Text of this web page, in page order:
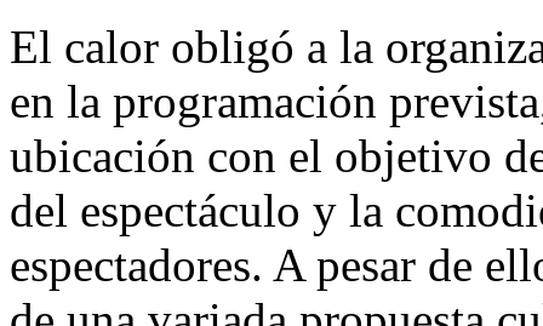
El calor obligó a la
en la programación
ubicación con el objetivo
del espectáculo y la
espectadores. A pesar de